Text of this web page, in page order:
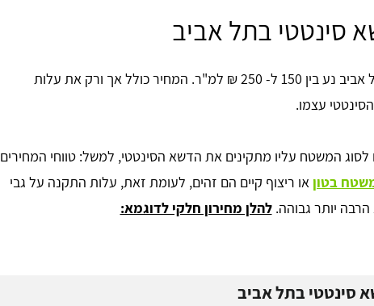
סינטטי בתל אביב
מחיר התקנת דשא סינטטי בתל אביב נע בין 150 ל- 250 ₪ למ"ר. המחיר כולל אך ורק את עלות
עצמו.
המשטח עליו מתקינים את הדשא הסינטטי, למשל: טווחי המחירים
בטון או ריצוף קיים הם זהים, לעומת זאת, עלות התקנה על גבי
יותר גבוהה.להלן מחירון חלקי לדוגמא:
סינטטי בתל אביב